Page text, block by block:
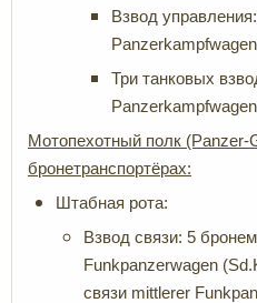
Взвод
Три танковых
Мотопехотный полк (Panzer-
бронетранспортёрах:
Штабная рота:
Взвод связи: 5
Funkpanzerwagen
связи mittlerer